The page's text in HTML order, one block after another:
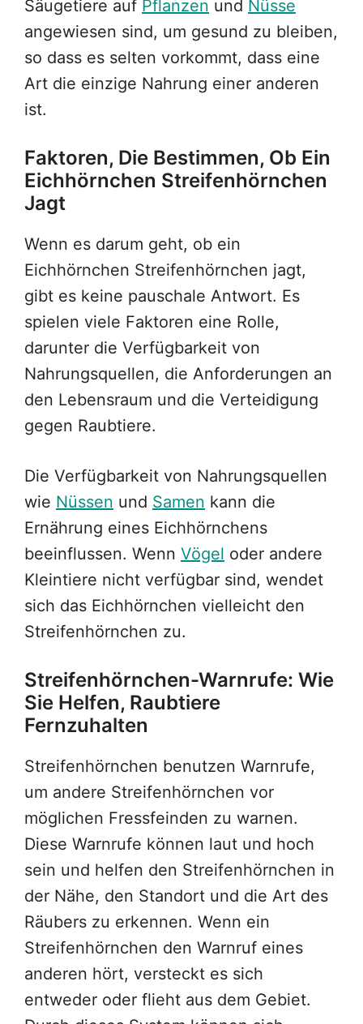
Säugetiere auf Pflanzen und Nüsse
angewiesen sind, um gesund zu bleiben,
so dass es selten vorkommt, dass eine
Art die einzige Nahrung einer anderen
ist.
Faktoren, Die Bestimmen, Ob Ein
Eichhörnchen Streifenhörnchen
Jagt
Wenn es darum geht, ob ein
Eichhörnchen Streifenhörnchen jagt,
gibt es keine pauschale Antwort. Es
spielen viele Faktoren eine Rolle,
darunter die Verfügbarkeit von
Nahrungsquellen, die Anforderungen an
den Lebensraum und die Verteidigung
gegen Raubtiere.
Die Verfügbarkeit von Nahrungsquellen
wie Nüssen und Samen kann die
Ernährung eines Eichhörnchens
beeinflussen. Wenn Vögel oder andere
Kleintiere nicht verfügbar sind, wendet
sich das Eichhörnchen vielleicht den
Streifenhörnchen zu.
Streifenhörnchen-Warnrufe: Wie
Sie Helfen, Raubtiere
Fernzuhalten
Streifenhörnchen benutzen Warnrufe,
um andere Streifenhörnchen vor
möglichen Fressfeinden zu warnen.
Diese Warnrufe können laut und hoch
sein und helfen den Streifenhörnchen in
der Nähe, den Standort und die Art des
Räubers zu erkennen. Wenn ein
Streifenhörnchen den Warnruf eines
anderen hört, versteckt es sich
entweder oder flieht aus dem Gebiet.